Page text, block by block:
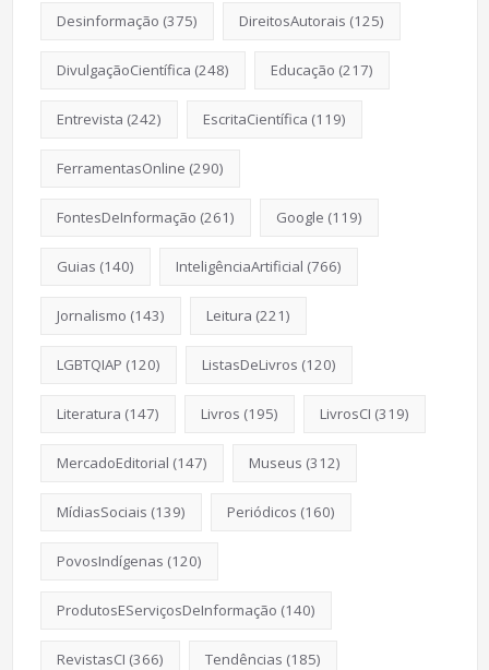
Desinformação (375) DireitosAutorais (125)
DivulgaçãoCientífica (248) Educação (217)
Entrevista (242) EscritaCientífica (119)
FerramentasOnline (290)
FontesDeInformação (261) Google (119)
Guias (140) InteligênciaArtificial (766)
Jornalismo (143) Leitura (221)
LGBTQIAP (120) ListasDeLivros (120)
Literatura (147) Livros (195) LivrosCI (319)
MercadoEditorial (147) Museus (312)
MídiasSociais (139) Periódicos (160)
PovosIndígenas (120)
ProdutosEServiçosDeInformação (140)
RevistasCI (366) Tendências (185)